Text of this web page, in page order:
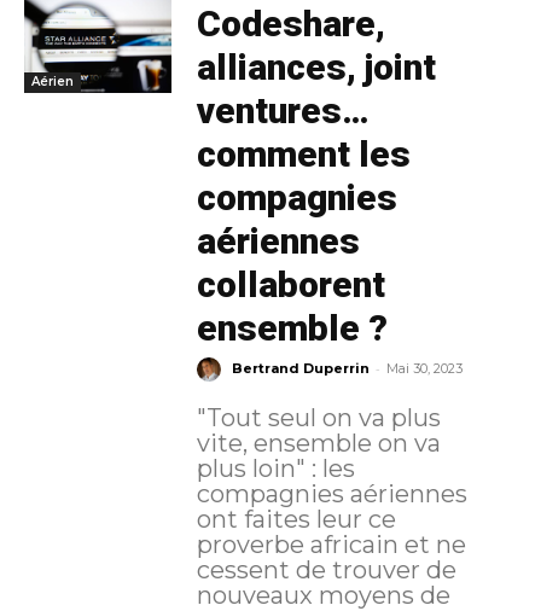
Aérien
Codeshare,
alliances, joint
ventures…
comment les
compagnies
aériennes
collaborent
ensemble ?
Bertrand Duperrin - Mai 30, 2023
"Tout seul on va plus
vite, ensemble on va
plus loin" : les
compagnies aériennes
ont faites leur ce
proverbe africain et ne
cessent de trouver de
nouveaux moyens de